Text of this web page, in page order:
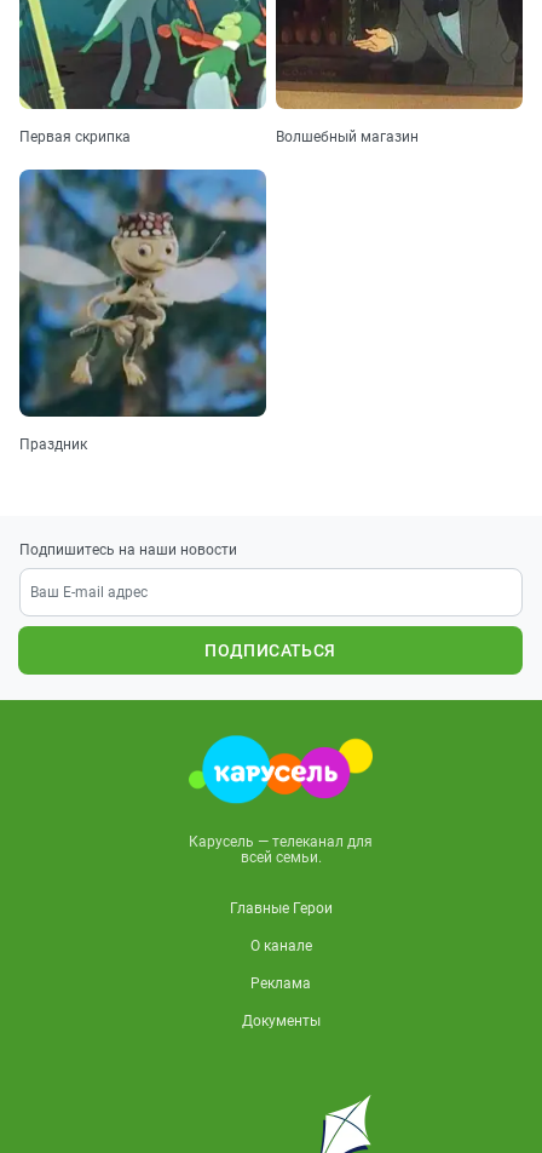
Первая скрипка Волшебный магазин
Праздник
Подпишитесь на наши новости
ПОДПИСАТЬСЯ
Карусель — телеканал для
всей семьи.
Главные Герои
О канале
Реклама
Документы